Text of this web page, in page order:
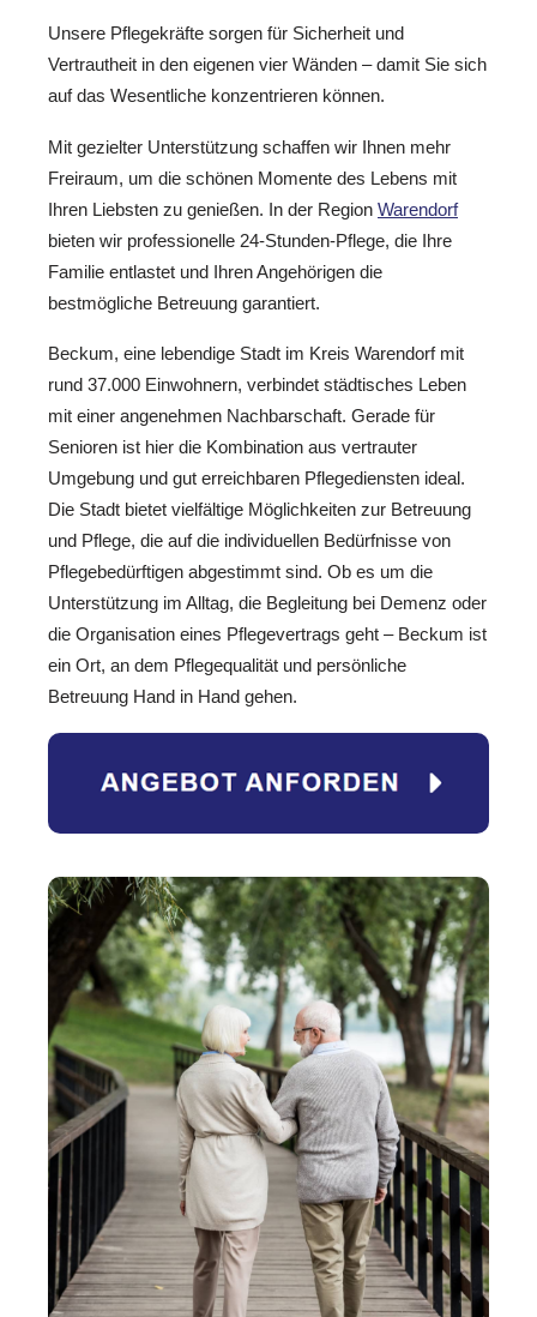
Unsere Pflegekräfte sorgen für Sicherheit und
Vertrautheit in den eigenen vier Wänden – damit Sie sich
auf das Wesentliche konzentrieren können.
Mit gezielter Unterstützung schaffen wir Ihnen mehr
Freiraum, um die schönen Momente des Lebens mit
Ihren Liebsten zu genießen. In der Region Warendorf
bieten wir professionelle 24-Stunden-Pflege, die Ihre
Familie entlastet und Ihren Angehörigen die
bestmögliche Betreuung garantiert.
Beckum, eine lebendige Stadt im Kreis Warendorf mit
rund 37.000 Einwohnern, verbindet städtisches Leben
mit einer angenehmen Nachbarschaft. Gerade für
Senioren ist hier die Kombination aus vertrauter
Umgebung und gut erreichbaren Pflegediensten ideal.
Die Stadt bietet vielfältige Möglichkeiten zur Betreuung
und Pflege, die auf die individuellen Bedürfnisse von
Pflegebedürftigen abgestimmt sind. Ob es um die
Unterstützung im Alltag, die Begleitung bei Demenz oder
die Organisation eines Pflegevertrags geht – Beckum ist
ein Ort, an dem Pflegequalität und persönliche
Betreuung Hand in Hand gehen.